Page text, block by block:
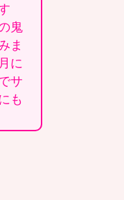
鬼
ま
に
サ
も